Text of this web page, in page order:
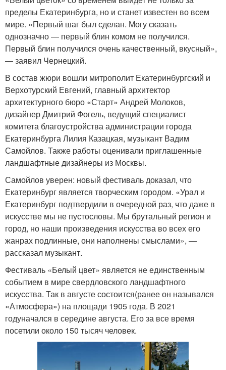
пределы Екатеринбурга, но и станет известен во всем
мире. «Первый шаг был сделан. Могу сказать
однозначно — первый блин комом не получился.
Первый блин получился очень качественный, вкусный»,
— заявил Чернецкий.
В состав жюри вошли митрополит Екатеринбургский и
Верхотурский Евгений, главный архитектор
архитектурного бюро «Старт» Андрей Молоков,
дизайнер Дмитрий Фогель, ведущий специалист
комитета благоустройства администрации города
Екатеринбурга Лилия Казацкая, музыкант Вадим
Самойлов. Также работы оценивали приглашенные
ландшафтные дизайнеры из Москвы.
Самойлов уверен: новый фестиваль доказал, что
Екатеринбург является творческим городом. «Урал и
Екатеринбург подтвердили в очередной раз, что даже в
искусстве мы не пустословы. Мы брутальный регион и
город, но наши произведения искусства во всех его
жанрах подлинные, они наполнены смыслами», —
рассказал музыкант.
Фестиваль «Белый цвет» является не единственным
событием в мире свердловского ландшафтного
искусства. Так в августе состоится(ранее он назывался
«Атмосфера») на площади 1905 года. В 2021
годуначался в середине августа. Его за все время
посетили около 150 тысяч человек.